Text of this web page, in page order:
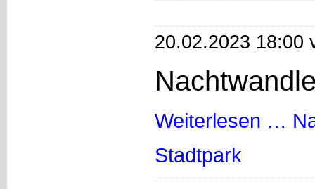
20.02.2023 18:00
Weiterlesen …
Stadtpark